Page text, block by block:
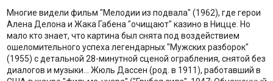
Многие видели фильм "Мелодии из подвала" (1962), где герои
Алена Делона и Жака Габена "очищают" казино в Ницце. Но
мало кто знает, что картина был снята под воздействием
ошеломительного успеха легендарных "Мужских разборок"
(1955) с детальной 28-минутной сценой ограбления, снятой без
диалогов и музыки... Жюль Дассен (род. в 1911), работавший в